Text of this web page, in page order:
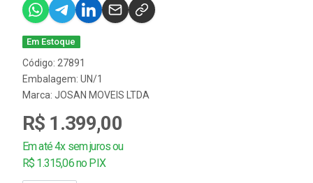
Em Estoque
Código: 27891
Embalagem: UN/1
Marca: JOSAN MOVEIS LTDA
R$ 1.399,00
Em até 4x sem juros ou
R$ 1.315,06 no PIX